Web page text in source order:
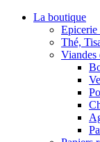
La boutique
Epicerie
Thé,
Viandes